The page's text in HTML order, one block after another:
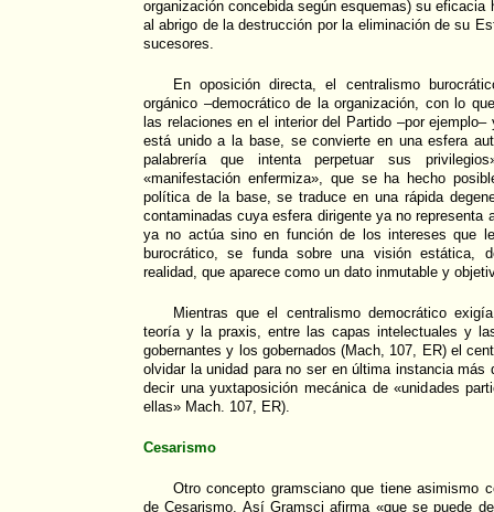
organización concebida según esquemas) su eficacia
al abrigo de la destrucción por la eliminación de su
sucesores.
En oposición directa, el centralismo
orgánico –democrático de la organización, con lo
las relaciones en el interior del Partido –por
está unido a la base, se convierte en una esfera
palabrería que intenta perpetuar sus
«manifestación enfermiza», que se ha hecho
política de la base, se traduce en una rápida
contaminadas cuya esfera dirigente ya no representa
ya no actúa sino en función de los intereses que
burocrático, se funda sobre una visión estática,
realidad, que aparece como un dato inmutable y
Mientras que el centralismo democrático
teoría y la praxis, entre las capas intelectuales y
gobernantes y los gobernados (Mach, 107, ER) el
olvidar la unidad para no ser en última instancia más
decir una yuxtaposición mecánica de «unidades
ellas» Mach. 107, ER).
Cesarismo
Otro concepto gramsciano que tiene asimismo
de Cesarismo. Así Gramsci afirma «que se puede